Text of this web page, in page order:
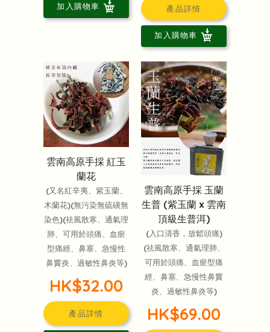
加入購物車 產品詳情
加入購物車
雲南高原手採 紅玉
蘭花
(又名紅辛夷、紫玉蘭、
木蘭花)(無污染無硫磺無
染色)(祛風散寒、通氣理
肺、可用於頭痛、血瘀
型痛經、鼻塞、急慢性
鼻竇炎、過敏性鼻炎等)
HK$32.00
產品詳情
雲南高原手採 玉蘭
生普 (紫玉蘭 x 雲南
頂級生普洱)
(入口清香，放鬆頭痛)
(祛風散寒、通氣理肺、
可用於頭痛、血瘀型痛
經、鼻塞、急慢性鼻竇
炎、過敏性鼻炎等)
HK$69.00